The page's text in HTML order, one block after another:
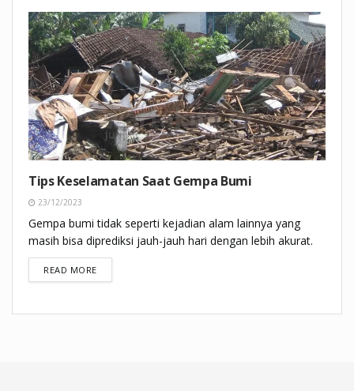
Tips Keselamatan Saat Gempa Bumi
23/12/2023
Gempa bumi tidak seperti kejadian alam lainnya yang
masih bisa diprediksi jauh-jauh hari dengan lebih akurat.
READ MOREDETAILS